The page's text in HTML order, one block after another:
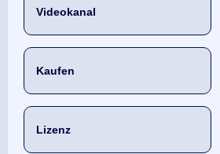
Videokanal
Kaufen
Lizenz